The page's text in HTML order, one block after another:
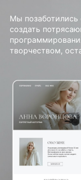
Мы позаботились
создать
творчеством,